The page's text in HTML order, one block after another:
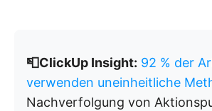
📮ClickUp Insight: 92 % der
verwenden uneinheitliche
Nachverfolgung von